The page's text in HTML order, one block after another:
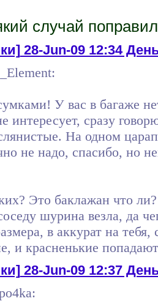
случай
28-Jun-09 12:34
У вас в багаже
интересует, сразу
На одном
не надо, спасибо, но
Это баклажан что
шурина везла, да
в аккурат на
и красненькие
28-Jun-09 12:37